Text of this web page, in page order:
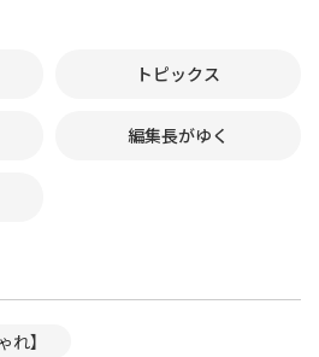
トピックス
編集長がゆく
】